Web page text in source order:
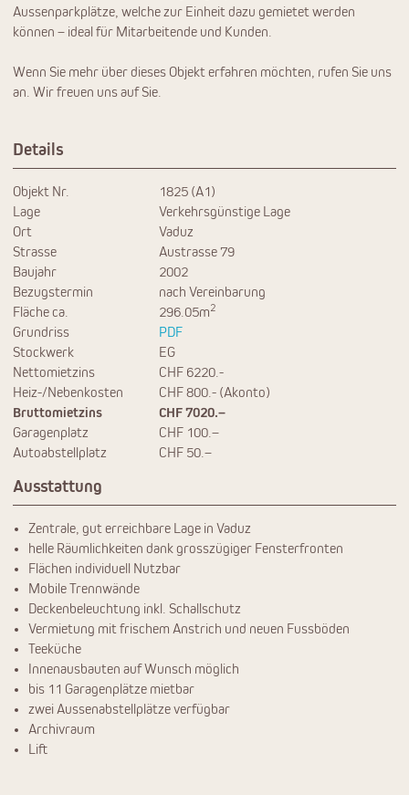
Aussenparkplätze, welche zur Einheit dazu gemietet werden
können – ideal für Mitarbeitende und Kunden.
Wenn Sie mehr über dieses Objekt erfahren möchten, rufen Sie uns
an. Wir freuen uns auf Sie.
Details
Objekt Nr.
1825 (A1)
Lage
Verkehrsgünstige Lage
Ort
Vaduz
Strasse
Austrasse 79
Baujahr
2002
Bezugstermin
nach Vereinbarung
Fläche ca.
296.05m2
Grundriss
PDF
Stockwerk
EG
Nettomietzins
CHF 6220.-
Heiz-/Nebenkosten
CHF 800.- (Akonto)
Bruttomietzins
CHF 7020.–
Garagenplatz
CHF 100.–
Autoabstellplatz
CHF 50.–
Ausstattung
Zentrale, gut erreichbare Lage in Vaduz
helle Räumlichkeiten dank grosszügiger Fensterfronten
Flächen individuell Nutzbar
Mobile Trennwände
Deckenbeleuchtung inkl. Schallschutz
Vermietung mit frischem Anstrich und neuen Fussböden
Teeküche
Innenausbauten auf Wunsch möglich
bis 11 Garagenplätze mietbar
zwei Aussenabstellplätze verfügbar
Archivraum
Lift